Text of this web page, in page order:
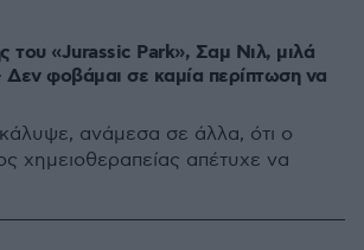
του «Jurassic Park», Σαμ Νιλ, μιλά
Δεν φοβάμαι σε καμία περίπτωση να
ανάμεσα σε άλλα, ότι ο
χημειοθεραπείας απέτυχε να